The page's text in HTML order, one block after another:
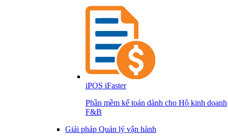
iPOS iFaster
Phần mềm kế toán dành cho Hộ kinh doanh
F&B
Giải pháp Quản lý vận hành